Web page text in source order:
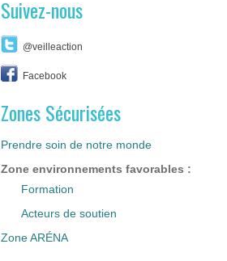
Suivez-nous
@veilleaction
Facebook
Zones Sécurisées
Prendre soin de notre monde
Zone environnements favorables :
Formation
Acteurs de soutien
Zone ARÉNA